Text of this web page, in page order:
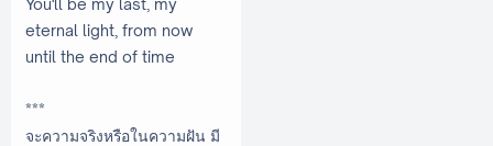
eternal light, from now
until the end of time
***
จะความจริงหรือในความฝัน มี